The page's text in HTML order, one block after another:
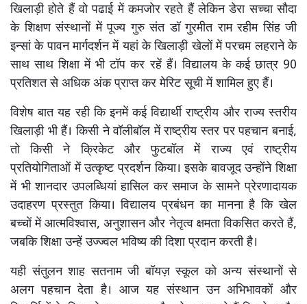
खिलाड़ी होते हैं वो पढाई में कमजोर रहते हैं लेकिन डेरा सच्चा सौदा
के शिक्षण संस्थानों में पूज्य गुरु संत डॉ गुरमीत राम रहीम सिंह जी
इन्सां के पावन मार्गदर्शन में यहां के खिलाड़ी खेलों में परचम लहराने के
साथ साथ शिक्षा में भी टॉप कर रहें हैं। विद्यालय के कई छात्र 90
प्रतिशत से अधिक अंक प्राप्त कर मेरिट सूची में शामिल हुए हैं।
विशेष बात यह रही कि इनमें कई विद्यार्थी राष्ट्रीय और राज्य स्तरीय
खिलाड़ी भी हैं। किसी ने वॉलीबॉल में राष्ट्रीय स्तर पर पहचान बनाई,
तो किसी ने क्रिकेट और फुटबॉल में राज्य एवं राष्ट्रीय
प्रतियोगिताओं में उत्कृष्ट प्रदर्शन किया। इसके बावजूद उन्होंने शिक्षा
में भी शानदार उपलब्धियां हासिल कर समाज के सामने प्रेरणादायक
उदाहरण प्रस्तुत किया। विद्यालय प्रबंधन का मानना है कि खेल
बच्चों में आत्मविश्वास, अनुशासन और नेतृत्व क्षमता विकसित करते हैं,
जबकि शिक्षा उन्हें उज्ज्वल भविष्य की दिशा प्रदान करती है।
यही संतुलन शाह सतनाम जी बॉयज़ स्कूल को अन्य संस्थानों से
अलग पहचान देता है। आज यह संस्थान उन अभिभावकों और